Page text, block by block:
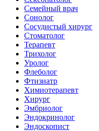
Семейный врач
Сонолог
Сосудистый хирург
Стоматолог
Терапевт
Трихолог
Уролог
Флеболог
Фтизиатр
Химиотерапевт
Хирург
Эмбриолог
Эндокринолог
Эндоскопист